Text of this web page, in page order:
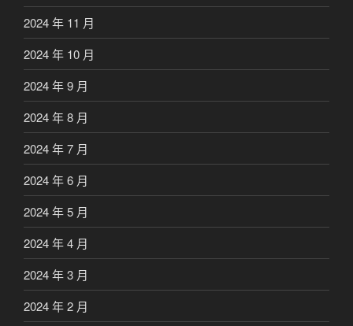
2024 年 11 月
2024 年 10 月
2024 年 9 月
2024 年 8 月
2024 年 7 月
2024 年 6 月
2024 年 5 月
2024 年 4 月
2024 年 3 月
2024 年 2 月